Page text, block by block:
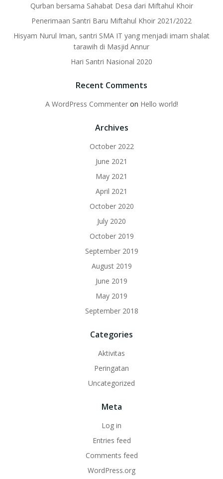
Qurban bersama Sahabat Desa dari Miftahul Khoir
Penerimaan Santri Baru Miftahul Khoir 2021/2022
Hisyam Nurul Iman, santri SMA IT yang menjadi imam shalat
tarawih di Masjid Annur
Hari Santri Nasional 2020
Recent Comments
A WordPress Commenteron Hello world!
Archives
October 2022
June 2021
May 2021
April 2021
October 2020
July 2020
October 2019
September 2019
August 2019
June 2019
May 2019
September 2018
Categories
Aktivitas
Peringatan
Uncategorized
Meta
Log in
Entries feed
Comments feed
WordPress.org